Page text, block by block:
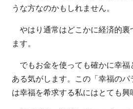
うな方なのかもしれません。
やはり通常はどこかに経済的裏
ます。
でもお金を使っても確かに幸福
ある気がします。この「幸福の
は幸福を希求する私にはとても興